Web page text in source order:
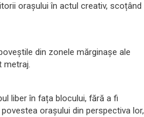
orașului în actul creativ, scoțând
din zonele mărginașe ale
metraj.
liber în fața blocului, fără a fi
orașului din perspectiva lor,